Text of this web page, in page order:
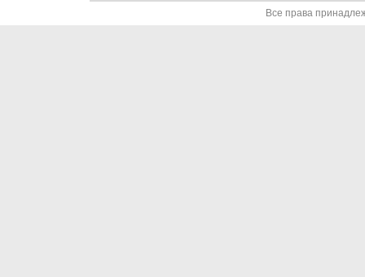
Все права